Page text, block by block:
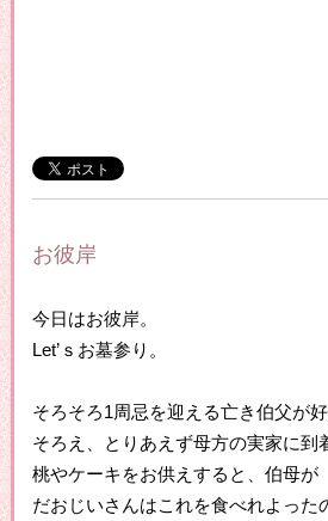
お彼岸
今日はお彼岸。
Let’ｓお墓参り。
そろそろ1周忌を迎える亡き伯父が
そろえ、とりあえず母方の実家に到
桃やケーキをお供えすると、伯母
だおじいさんはこれを食べれよっ